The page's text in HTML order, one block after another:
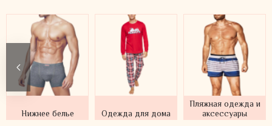
Домашняя обувь Нательное белье Нижнее белье